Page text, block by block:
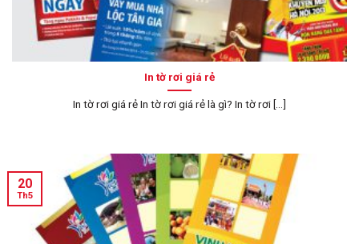
In tờ rơi giá rẻ
In tờ rơi giá rẻ In tờ rơi giá rẻ là gì? In tờ rơi [...]
20
Th5